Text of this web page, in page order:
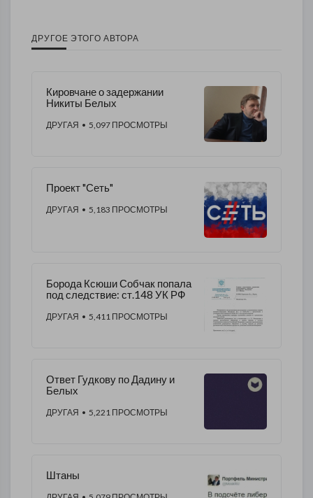
ДРУГОЕ ЭТОГО АВТОРА
Кировчане о задержании
Никиты Белых
ДРУГАЯ • 5,097 ПРОСМОТРЫ
Проект "Сеть"
ДРУГАЯ • 5,183 ПРОСМОТРЫ
Борода Ксюши Собчак попала
под следствие: ст.148 УК РФ
ДРУГАЯ • 5,411 ПРОСМОТРЫ
Ответ Гудкову по Дадину и
Белых
ДРУГАЯ • 5,221 ПРОСМОТРЫ
Штаны